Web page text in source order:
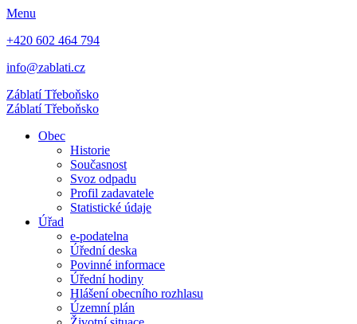
Menu
+420 602 464 794
info@zablati.cz
ZáblatíTřeboňsko
ZáblatíTřeboňsko
Obec
Historie
Současnost
Svoz odpadu
Profil zadavatele
Statistické údaje
Úřad
e-podatelna
Úřední deska
Povinné informace
Úřední hodiny
Hlášení obecního rozhlasu
Územní plán